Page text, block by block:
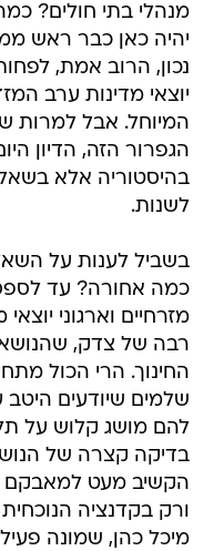
מנהלי בתי חולים?
יהיה כאן כבר ראש
נכון, הרוב אמת,
יוצאי מדינות ערב
המיוחל. אבל למרות
הגפרור הזה, הדיון
בהיסטוריה אלא
לשנות.
בשביל לענות על
כמה אחורה? עד
מזרחיים וארגוני
רבה של צדק, שהנושא
החינוך. הרי הכול
שלמים שיודעים היטב
להם מושג קלוש על
בדיקה קצרה של
הקשיב מעט למאבקם
ורק בקדנציה
מיכל כהן, שמונה